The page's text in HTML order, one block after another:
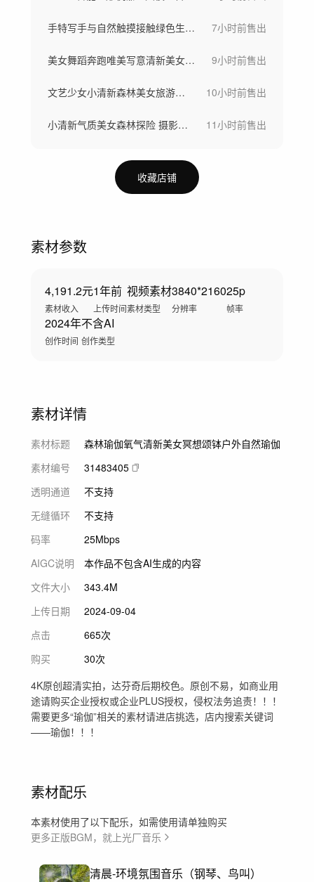
手特写手与自然触摸接触绿色生态与生命力 7小时前售出
美女舞蹈奔跑唯美写意清新美女大自然舞者 9小时前售出
文艺少女小清新森林美女旅游宣传感受自然 10小时前售出
小清新气质美女森林探险 摄影阳光穿透树林 11小时前售出
收藏店铺
素材参数
4,191.2元
素材收入
1年前
上传时间
视频素材
素材类型
3840*2160
分辨率
25p
帧率
2024年
创作时间
不含AI
创作类型
素材详情
素材标题
森林瑜伽氧气清新美女冥想颂钵户外自然瑜伽
素材编号
31483405
透明通道
不支持
无缝循环
不支持
码率
25Mbps
AIGC说明
本作品不包含AI生成的内容
文件大小
343.4M
上传日期
2024-09-04
点击
665次
购买
30次
4K原创超清实拍，达芬奇后期校色。原创不易，如商业用
途请购买企业授权或企业PLUS授权，侵权法务追责！！！
需要更多“瑜伽”相关的素材请进店挑选，店内搜索关键词
——瑜伽！！！
素材配乐
本素材使用了以下配乐，如需使用请单独购买
更多正版BGM，就上光厂音乐
清晨-环境氛围音乐（钢琴、鸟叫）